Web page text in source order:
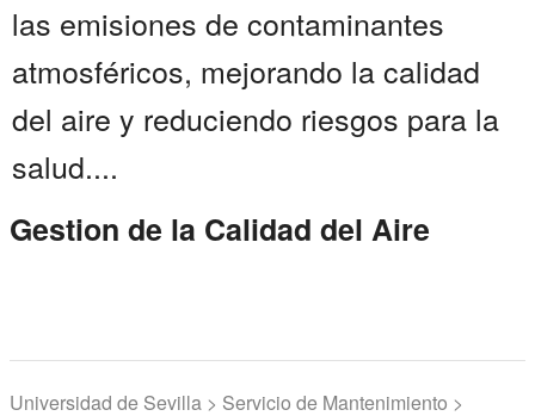
las emisiones de contaminantes
atmosféricos, mejorando la calidad
del aire y reduciendo riesgos para la
salud....
Gestion de la Calidad del Aire
Universidad de Sevilla > Servicio de Mantenimiento >